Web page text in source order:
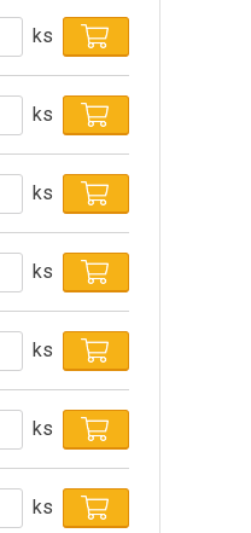
ks
ks
ks
ks
ks
ks
ks